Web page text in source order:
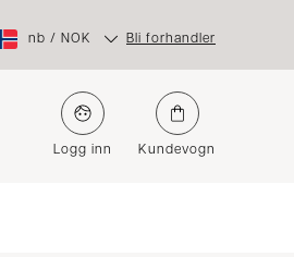
nb / NOK Bli forhandler
Logg inn Kundevogn